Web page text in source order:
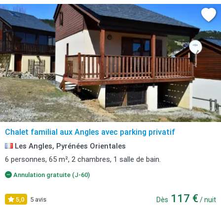
Chalet familial aux Angles avec parking privatif
Les Angles, Pyrénées Orientales
6 personnes, 65 m², 2 chambres, 1 salle de bain.
Annulation gratuite (J-60)
5,0 5 avis Dès 117 € / nuit